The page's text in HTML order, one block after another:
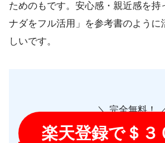
ためのもです。安心感・親近感を持
ナダをフル活用」を参考書のように
しいです。
＼ 完全無料！
楽天登録で＄３